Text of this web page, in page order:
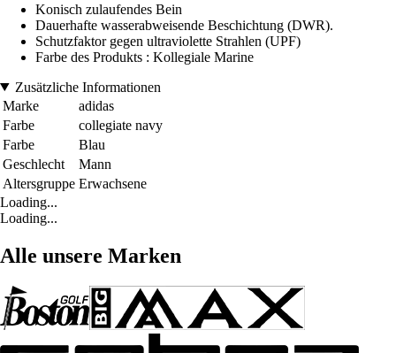
Konisch zulaufendes Bein
Dauerhafte wasserabweisende Beschichtung (DWR).
Schutzfaktor gegen ultraviolette Strahlen (UPF)
Farbe des Produkts : Kollegiale Marine
Zusätzliche Informationen
Marke
adidas
Farbe
collegiate navy
Farbe
Blau
Geschlecht
Mann
Altersgruppe Erwachsene
Loading...
Loading...
Alle unsere Marken